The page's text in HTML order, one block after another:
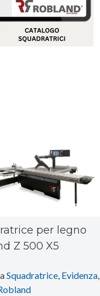
per legno
Z 500 X5
Squadratrice, Evidenza,